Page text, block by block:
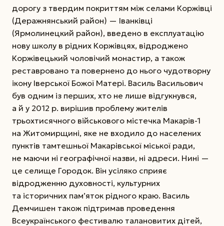
дорогу з твердим покриттям між селами Коржівці
(­Деражнянський район) — Іванківці
(Ярмолинецкий район), введено в експлуатацію
нову школу в рідних Коржівцях, відроджено
Коржівецький чоловічий монастир, а також
реставровано та повернено до нього чудотворну
ікону Іверської Божої Матері. Василь Васильович
був одним із перших, хто не лише відгукнувся,
а й у 2012 р. вирішив проблему жителів
трьохтисячного військового містечка Макарів-1
на Житомирщині, яке не входило до населених
пунктів тамтешньої Макарівської міської ради,
не маючи ні географічної назви, ні адреси. Нині —
це селище Городок. Він усіляко сприяє
відродженню духовності, культурних
та історичних пам’яток рідного краю. Василь
Демчишен також підтримав проведення
Всеукраїнського фестивалю талановитих дітей,